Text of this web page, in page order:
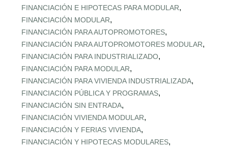
FINANCIACIÓN E HIPOTECAS PARA MODULAR,
FINANCIACIÓN MODULAR,
FINANCIACIÓN PARA AUTOPROMOTORES,
FINANCIACIÓN PARA AUTOPROMOTORES MODULAR,
FINANCIACIÓN PARA INDUSTRIALIZADO,
FINANCIACIÓN PARA MODULAR,
FINANCIACIÓN PARA VIVIENDA INDUSTRIALIZADA,
FINANCIACIÓN PÚBLICA Y PROGRAMAS,
FINANCIACIÓN SIN ENTRADA,
FINANCIACIÓN VIVIENDA MODULAR,
FINANCIACIÓN Y FERIAS VIVIENDA,
FINANCIACIÓN Y HIPOTECAS MODULARES,